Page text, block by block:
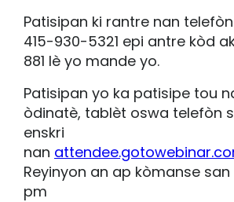
Patisipan ki rantre nan
415-930-5321 epi antre kòd
881 lè yo mande yo.
Patisipan yo ka patisipe tou
òdinatè, tablèt oswa telefòn
enskri
nan
Reyinyon an ap kòmanse
pm